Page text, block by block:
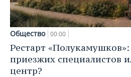
Общество 00:00
Рестарт
приезжих специалистов
центр?